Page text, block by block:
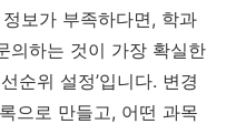
보가 부족하다면, 학과
의하는 것이 가장 확실한
순위 설정’입니다. 변경
으로 만들고, 어떤 과목